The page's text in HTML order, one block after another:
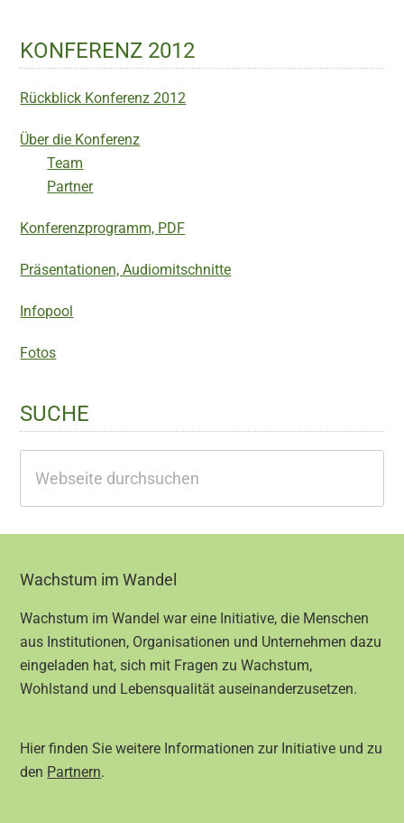
KONFERENZ 2012
Rückblick Konferenz 2012
Über die Konferenz
Team
Partner
Konferenzprogramm, PDF
Präsentationen, Audiomitschnitte
Infopool
Fotos
SUCHE
durchsuchen
Footer
Wachstum im Wandel
Wachstum im Wandel war eine Initiative, die Menschen
aus Institutionen, Organisationen und Unternehmen dazu
eingeladen hat, sich mit Fragen zu Wachstum,
Wohlstand und Lebensqualität auseinanderzusetzen.
Hier finden Sie weitere Informationen zur Initiative und zu
den Partnern.